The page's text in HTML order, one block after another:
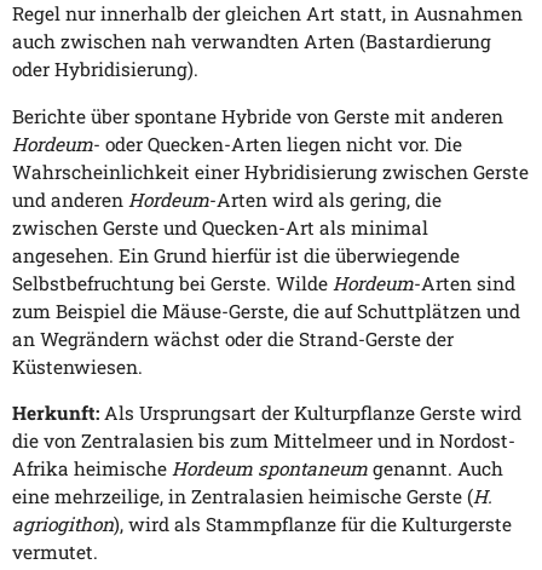
Regel nur innerhalb der gleichen Art statt, in Ausnahmen
auch zwischen nah verwandten Arten (Bastardierung
oder Hybridisierung).
Berichte über spontane Hybride von Gerste mit anderen
Hordeum- oder Quecken-Arten liegen nicht vor. Die
Wahrscheinlichkeit einer Hybridisierung zwischen Gerste
und anderen Hordeum-Arten wird als gering, die
zwischen Gerste und Quecken-Art als minimal
angesehen. Ein Grund hierfür ist die überwiegende
Selbstbefruchtung bei Gerste. Wilde Hordeum-Arten sind
zum Beispiel die Mäuse-Gerste, die auf Schuttplätzen und
an Wegrändern wächst oder die Strand-Gerste der
Küstenwiesen.
Herkunft: Als Ursprungsart der Kulturpflanze Gerste wird
die von Zentralasien bis zum Mittelmeer und in Nordost-
Afrika heimische Hordeum spontaneum genannt. Auch
eine mehrzeilige, in Zentralasien heimische Gerste (H.
agriogithon), wird als Stammpflanze für die Kulturgerste
vermutet.